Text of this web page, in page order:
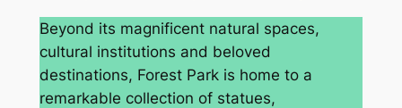
Beyond its magnificent natural spaces,
cultural institutions and beloved
destinations, Forest Park is home to a
remarkable collection of statues,